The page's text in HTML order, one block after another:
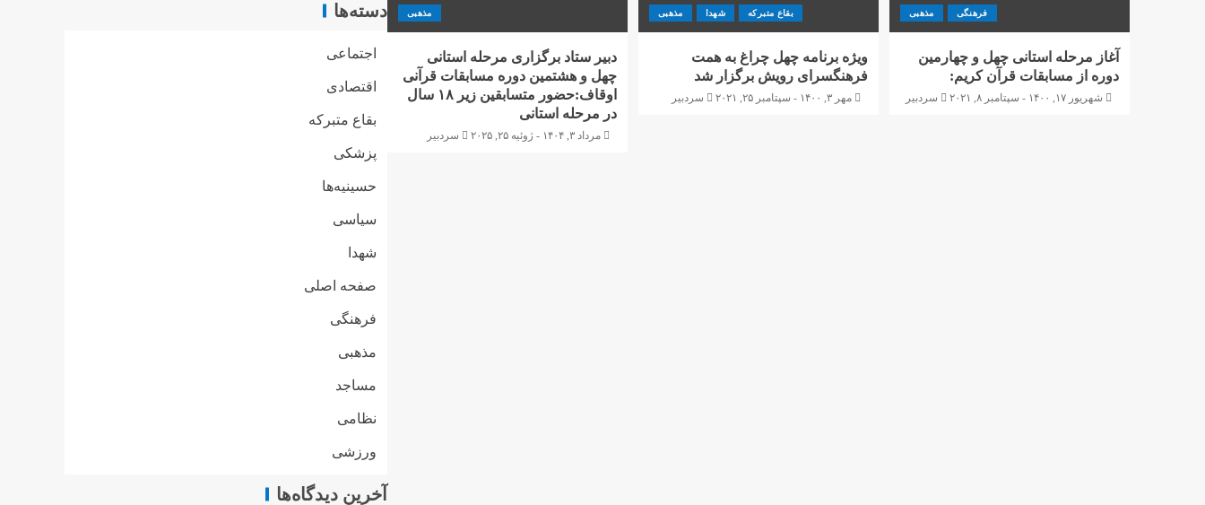
مذهبی
دبیر ستاد برگزاری مرحله‌ استانی
چهل و هشتمین دوره مسابقات قرآنی
اوقاف:حضور متسابقین زیر ۱۸ سال
در مرحله استانی
مرداد ۳, ۱۴۰۴ - ژوئیه ۲۵, ۲۰۲۵ سردبیر
بقاع متبرکه شهدا مذهبی
ویژه برنامه چهل چراغ به همت
فرهنگسرای رویش برگزار شد
مهر ۳, ۱۴۰۰ - سپتامبر ۲۵, ۲۰۲۱ سردبیر
فرهنگی مذهبی
آغاز مرحله استانی چهل و چهارمین
دوره از مسابقات قرآن کریم:
شهریور ۱۷, ۱۴۰۰ - سپتامبر ۸, ۲۰۲۱ سردبیر
دسته‌ها
اجتماعی
اقتصادی
بقاع متبرکه
پزشکی
حسینیه‌ها
سیاسی
شهدا
صفحه اصلی
فرهنگی
مذهبی
مساجد
نظامی
ورزشی
آخرین دیدگاه‌ها